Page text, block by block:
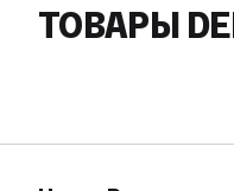
ТОВАРЫ